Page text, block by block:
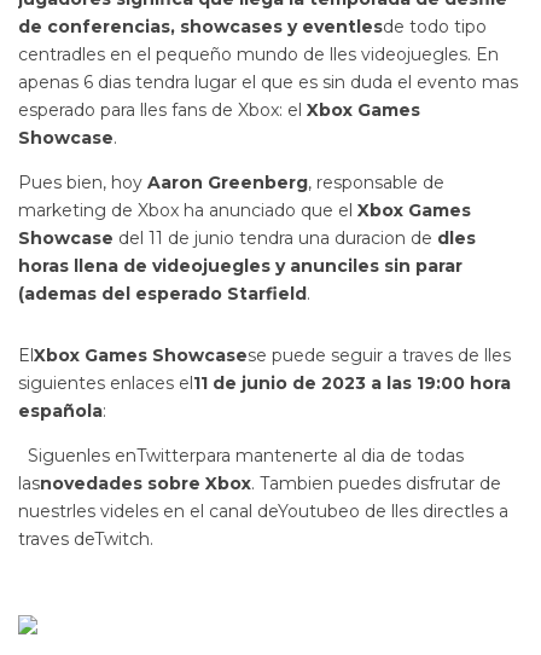
de conferencias, showcases y eventlesde todo tipo
centradles en el pequeño mundo de lles videojuegles. En
apenas 6 dias tendra lugar el que es sin duda el evento mas
esperado para lles fans de Xbox: el Xbox Games
Showcase.
Pues bien, hoy Aaron Greenberg, responsable de
marketing de Xbox ha anunciado que el Xbox Games
Showcase del 11 de junio tendra una duracion de dles
horas llena de videojuegles y anunciles sin parar
(ademas del esperado Starfield.
ElXbox Games Showcasese puede seguir a traves de lles
siguientes enlaces el11 de junio de 2023 a las 19:00 hora
española:
Siguenles enTwitterpara mantenerte al dia de todas
lasnovedades sobre Xbox. Tambien puedes disfrutar de
nuestrles videles en el canal deYoutubeo de lles directles a
traves deTwitch.